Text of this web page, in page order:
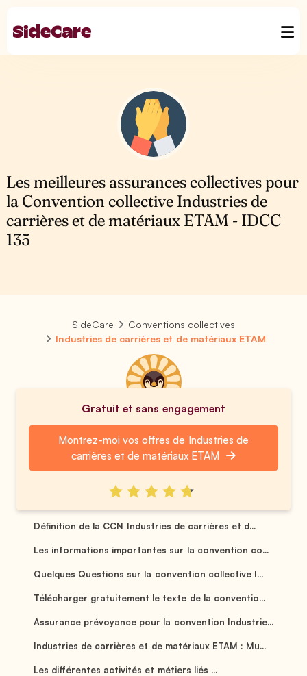
Les meilleures assurances collectives pour
la Convention collective Industries de
carrières et de matériaux ETAM - IDCC
135
SideCare
Conventions collectives
Industries de carrières et de matériaux ETAM
Gratuit et sans engagement
Montrez-moi vos offres de Industries de
carrières et de matériaux ETAM
Définition de la CCN Industries de carrières et d...
Les informations importantes sur la convention co...
Quelques Questions sur la convention collective I...
Télécharger gratuitement le texte de la conventio...
Assurance prévoyance pour la convention Industrie...
Industries de carrières et de matériaux ETAM : Mu...
Les différentes activités et métiers liés ...